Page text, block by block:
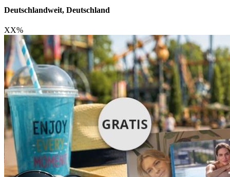
Deutschlandweit, Deutschland
XX%